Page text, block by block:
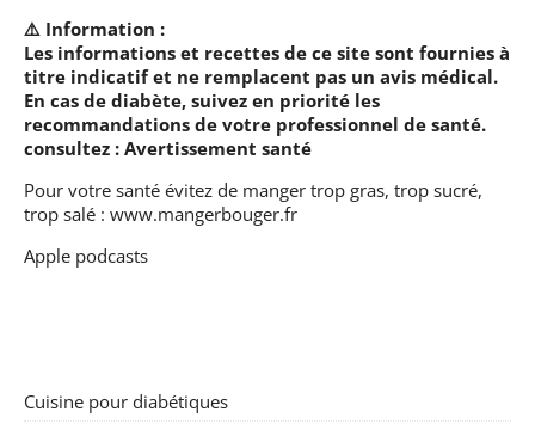
⚠️ Information :
Les informations et recettes de ce site sont fournies à
titre indicatif et ne remplacent pas un avis médical.
En cas de diabète, suivez en priorité les
recommandations de votre professionnel de santé.
consultez : Avertissement santé
Pour votre santé évitez de manger trop gras, trop sucré,
trop salé : www.mangerbouger.fr
Apple podcasts
Cuisine pour diabétiques